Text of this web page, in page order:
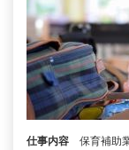
仕事内容
保育補助